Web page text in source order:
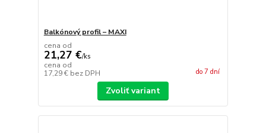
Balkónový profil – MAXI
cena od
21,27 €/ks
cena od
17,29 € bez DPH do 7 dní
Zvoliť variant